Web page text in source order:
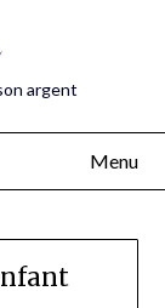
argent
Menu